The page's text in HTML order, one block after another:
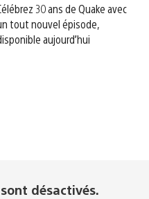
30 ans de Quake avec
tout nouvel épisode,
aujourd’hui
désactivés.